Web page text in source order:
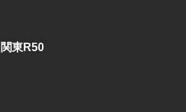
関東R50